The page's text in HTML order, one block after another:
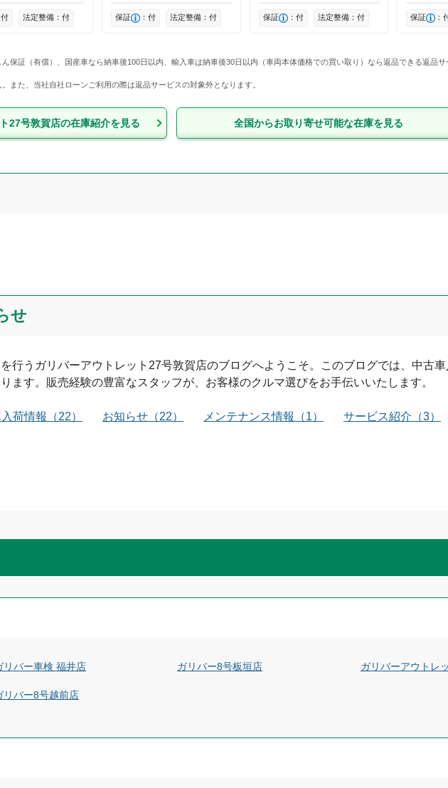
付 法定整備：付 保証 ：付 法定整備：付 保証 ：付 法定整備：付 保証 ：
保証（有償）、国産車なら納車後100日以内、輸入車は納車後30日以内（車両本体価格での買い取り）なら返品できる返品
また、当社自社ローンご利用の際は返品サービスの対象外となります。
27号敦賀店の在庫紹介を見る 全国からお取り寄せ可能な在庫を見る
せ
行う ガリバーアウトレット27号敦賀店のブログへようこそ。このブログでは、中古車
ます。販売経験の豊富なスタッフが、お客様のクルマ選びをお手伝いいたします。
荷情報 （22） お知らせ （22） メンテナンス情報 （1） サービス紹介 （3）
リバー車検 福井店 ガリバー8号板垣店 ガリバーアウトレ
リバー8号越前店